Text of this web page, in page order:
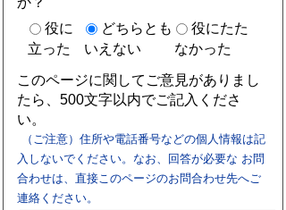
役に
立った
どちらとも
いえない
役にたた
なかった
このページに関してご意見がありまし
たら、500文字以内でご記入くださ
い。
（ご注意）住所や電話番号などの個人情報は記
入しないでください。なお、回答が必要な お問
合わせは、直接このページのお問合わせ先へご
連絡ください。